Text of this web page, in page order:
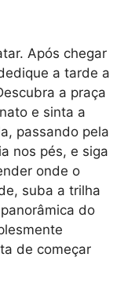
Após chegar
a tarde a
a praça
e sinta a
passando pela
nos pés, e siga
onde o
suba a trilha
do
de começar